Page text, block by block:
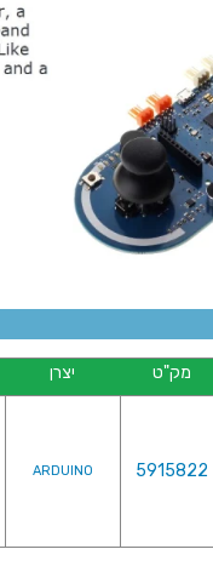
מק"ט יצרן
5915822
ARDUINO